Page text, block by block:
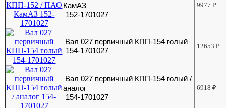
КамАЗ
152-1701027
9977₽
Вал 027 первичный КПП-154 голый
154-1701027
12653₽
Вал 027 первичный КПП-154 голый /
аналог
154-1701027
6918₽